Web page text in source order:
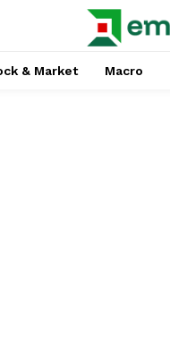
& Market Macro